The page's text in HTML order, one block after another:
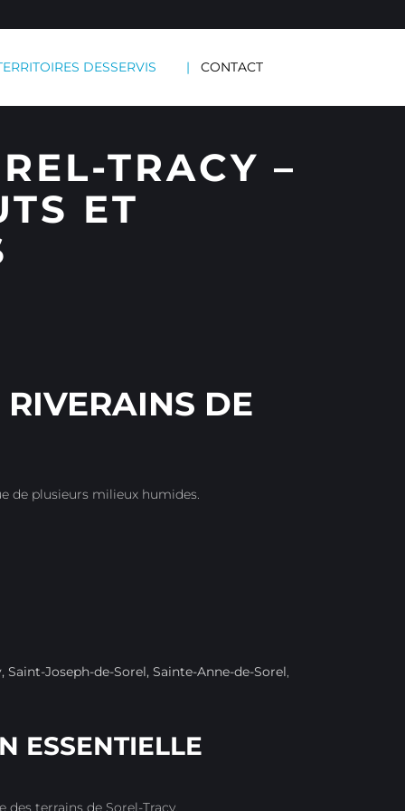
DESSERVIS CONTACT
TRACY –
ET
DE
de plusieurs milieux humides.
Saint-Joseph-de-Sorel, Sainte-Anne-de-Sorel,
ESSENTIELLE
terrains de Sorel-Tracy.